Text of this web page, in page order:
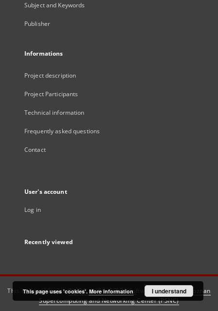
Subject and Keywords
Publisher
Informations
Project description
Project Participants
Technical information
Frequently asked questions
Contact
User's account
Log in
Recently viewed
This service runs onDInGO dLibra 6.3.21software created by
Poznan
Supercomputing and Networking Center (PSNC)
This page uses 'cookies'. More information I understand